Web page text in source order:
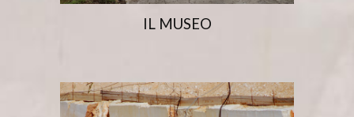
IL MUSEO